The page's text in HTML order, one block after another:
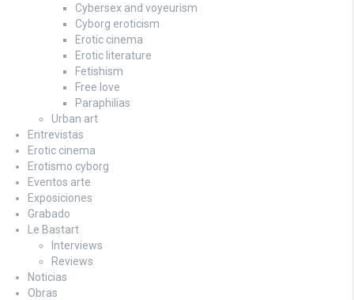
Cybersex and voyeurism
Cyborg eroticism
Erotic cinema
Erotic literature
Fetishism
Free love
Paraphilias
Urban art
Entrevistas
Erotic cinema
Erotismo cyborg
Eventos arte
Exposiciones
Grabado
Le Bastart
Interviews
Reviews
Noticias
Obras